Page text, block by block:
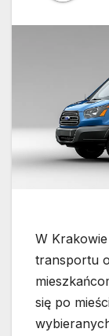
W
transportu
się po